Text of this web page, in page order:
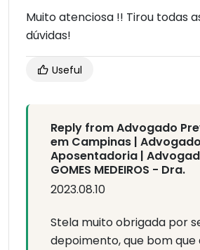
Muito atenciosa !! Tirou todas
dúvidas!
Useful
Reply from Advogado
em Campinas | Advogado
Aposentadoria |
GOMES MEDEIROS - Dra.
2023.08.10
Stela muito obrigada por
depoimento, que bom que